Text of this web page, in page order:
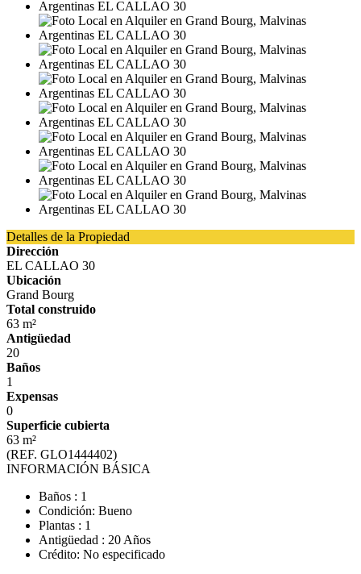
Detalles de la Propiedad
Dirección
EL CALLAO 30
Ubicación
Grand Bourg
Total construido
63 m²
Antigüedad
20
Baños
1
Expensas
0
Superficie cubierta
63 m²
(REF. GLO1444402)
INFORMACIÓN BÁSICA
Baños : 1
Condición: Bueno
Plantas : 1
Antigüedad : 20 Años
Crédito: No especificado